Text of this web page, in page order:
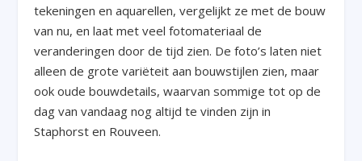
tekeningen en aquarellen, vergelijkt ze met de bouw
van nu, en laat met veel fotomateriaal de
veranderingen door de tijd zien. De foto’s laten niet
alleen de grote variëteit aan bouwstijlen zien, maar
ook oude bouwdetails, waarvan sommige tot op de
dag van vandaag nog altijd te vinden zijn in
Staphorst en Rouveen.